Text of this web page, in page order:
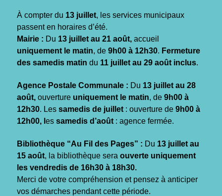
À compter du 13 juillet, les services municipaux
passent en horaires d’été.
Mairie : Du 13 juillet au 21 août, accueil
uniquement le matin, de 9h00 à 12h30. Fermeture
des samedis matin du 11 juillet au 29 août inclus.
Agence Postale Communale : Du 13 juillet au 28
août, ouverture uniquement le matin, de 9h00 à
12h30. Les samedis de juillet : ouverture de 9h00 à
12h00, l es samedis d’août : agence fermée.
Bibliothèque “Au Fil des Pages” : Du 13 juillet au
15 août, la bibliothèque sera ouverte uniquement
les vendredis de 16h30 à 18h30.
Merci de votre compréhension et pensez à anticiper
vos démarches pendant cette période.